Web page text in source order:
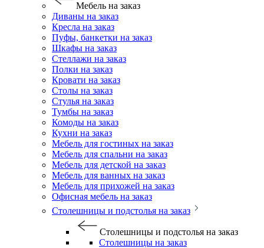
Мебель на заказ
Диваны на заказ
Кресла на заказ
Пуфы, банкетки на заказ
Шкафы на заказ
Стеллажи на заказ
Полки на заказ
Кровати на заказ
Столы на заказ
Стулья на заказ
Тумбы на заказ
Комоды на заказ
Кухни на заказ
Мебель для гостиных на заказ
Мебель для спальни на заказ
Мебель для детской на заказ
Мебель для ванных на заказ
Мебель для прихожей на заказ
Офисная мебель на заказ
Столешницы и подстолья на заказ
Столешницы и подстолья на заказ
Столешницы на заказ